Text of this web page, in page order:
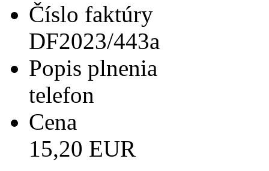
Číslo faktúry
DF2023/443a
Popis plnenia
telefon
Cena
15,20 EUR